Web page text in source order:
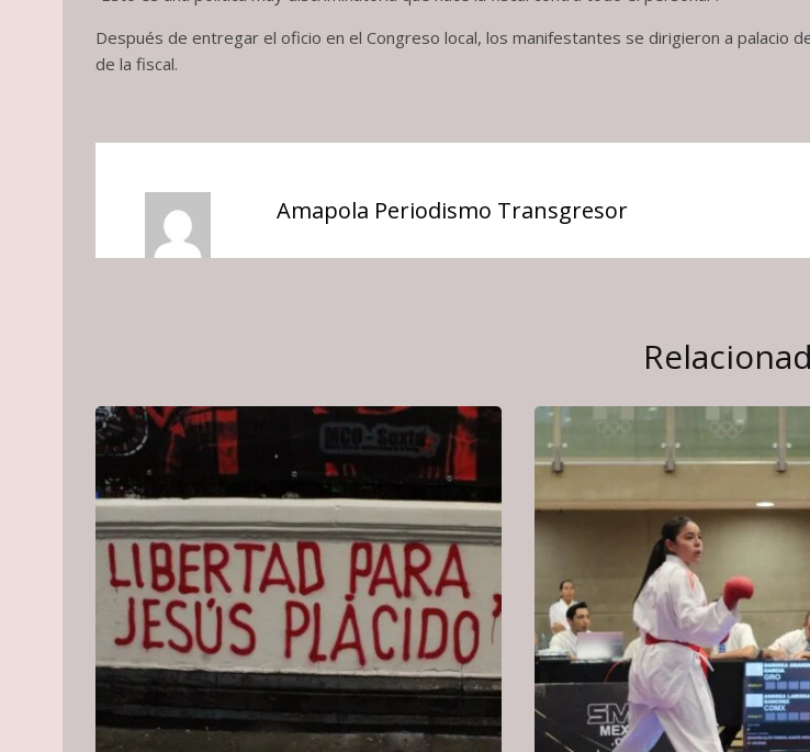
Después de entregar el oficio en el Congreso local, los manifestantes se dirigieron a palacio
de la fiscal.
Amapola Periodismo Transgresor